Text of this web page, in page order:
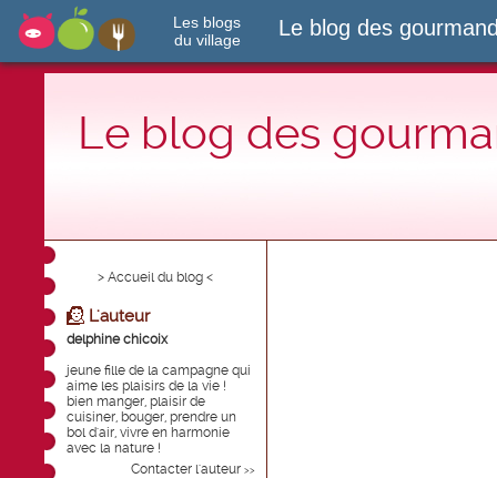
Les blogs
du village
Le blog des
Le blog des
> Accueil du blog <
L'auteur
delphine chicoix
jeune fille de la campagne qui
aime les plaisirs de la vie !
bien manger, plaisir de
cuisiner, bouger, prendre un
bol d'air, vivre en harmonie
avec la nature !
Contacter l'auteur >>